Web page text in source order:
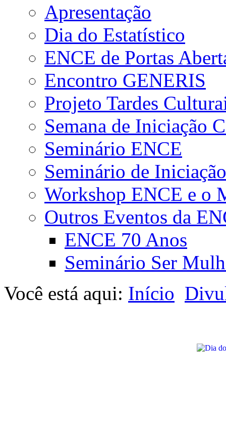
Apresentação
Dia do Estatístico
ENCE de Portas
Encontro GENERIS
Projeto Tardes
Semana de Iniciação
Seminário ENCE
Seminário de
Workshop ENCE e o
Outros Eventos da
ENCE 70 Anos
Seminário Ser
Você está aqui: Início